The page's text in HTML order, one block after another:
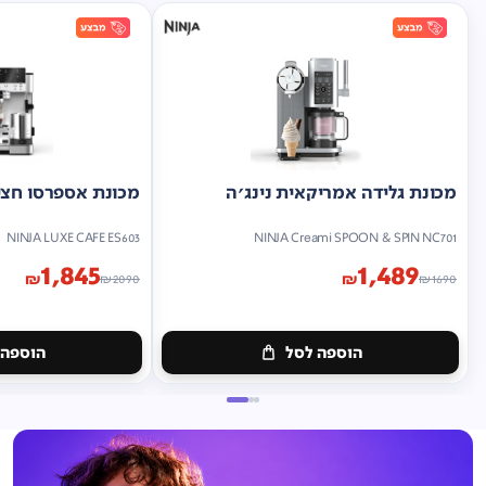
מכונת גלידה אמריקאית נינג'ה
NINJA Creami SPOON & SPIN NC701
₪1690
₪1,489
הוספה לסל
מכונת אספרסו
NINJA LUXE CAFE ES603
₪2090
₪1,845